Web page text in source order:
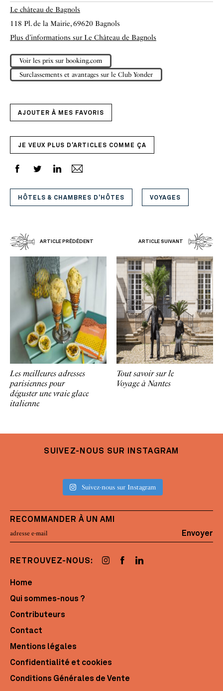
Le château de Bagnols
118 Pl. de la Mairie, 69620 Bagnols
Plus d’informations sur Le Château de Bagnols
Voir les prix sur booking.com
Surclassements et avantages sur le Club Yonder
AJOUTER À MES FAVORIS
JE VEUX PLUS D'ARTICLES COMME ÇA
HÔTELS & CHAMBRES D'HÔTES VOYAGES
ARTICLE PRÉDÉDENT ARTICLE SUIVANT
Les meilleures adresses
parisiennes pour
déguster une vraie glace
italienne
Tout savoir sur le
Voyage à Nantes
SUIVEZ-NOUS SUR INSTAGRAM
Suivez-nous sur Instagram
RECOMMANDER À UN AMI
Envoyer
RETROUVEZ-NOUS:
Home
Qui sommes-nous ?
Contributeurs
Contact
Mentions légales
Confidentialité et cookies
Conditions Générales de Vente